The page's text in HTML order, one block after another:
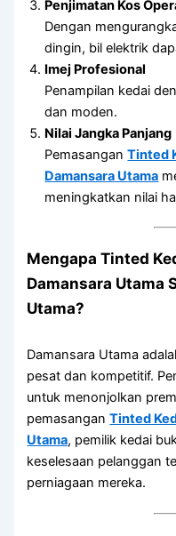
Penjimatan Kos
Dengan
dingin, bil elektrik
Imej Profesional
Penampilan kedai
dan moden.
Nilai Jangka Panjang
PemasanganTinted
Damansara Utama
meningkatkan nilai
MengapaTinted
Damansara Utama
Utama?
Damansara Utama
pesat dan kompetitif.
untuk menonjolkan
pemasanganTinted
Utama, pemilik kedai
keselesaan pelanggan
perniagaan mereka.